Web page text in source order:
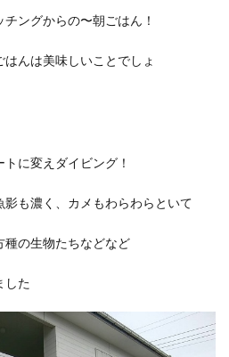
ングからの〜朝ごはん！
んは美味しいことでしょ
に変えダイビング！
も濃く、カメもわらわらといて
種の生物たちなどなど
した